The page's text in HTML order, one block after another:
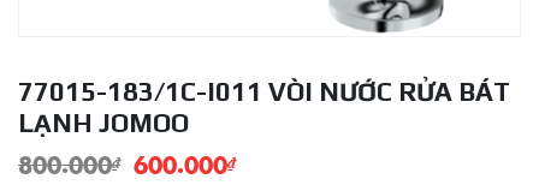
77015-183/1C-I011 VÒI NƯỚC RỬA BÁT
LẠNH JOMOO
800.000₫ 600.000₫